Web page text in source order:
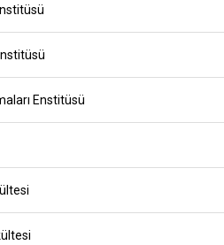
Enstitüsü